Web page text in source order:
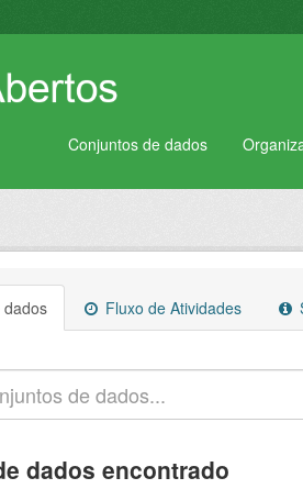
Conjuntos de dados
dados Fluxo de Atividades
dados encontrado